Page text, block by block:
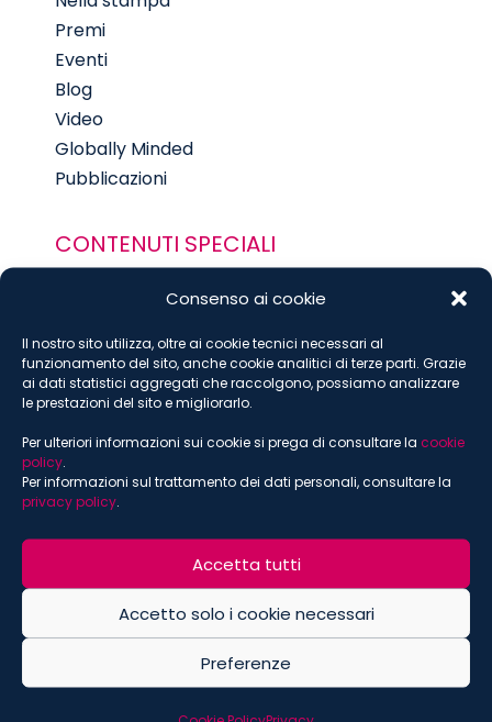
Consenso ai cookie
Il nostro sito utilizza, oltre ai cookie tecnici necessari al
funzionamento del sito, anche cookie analitici di terze parti. Grazie
ai dati statistici aggregati che raccolgono, possiamo analizzare
le prestazioni del sito e migliorarlo.
Per ulteriori informazioni sui cookie si prega di consultare la cookie
policy.
Per informazioni sul trattamento dei dati personali, consultare la
privacy policy.
Accetta tutti
Accetto solo i cookie necessari
Preferenze
Premi
Eventi
Blog
Video
Globally Minded
Pubblicazioni
CONTENUTI SPECIALI
Russia Brief
Sostenibilità
Digital
ISCRIVITI ALLA NEWSLETTER
Email*